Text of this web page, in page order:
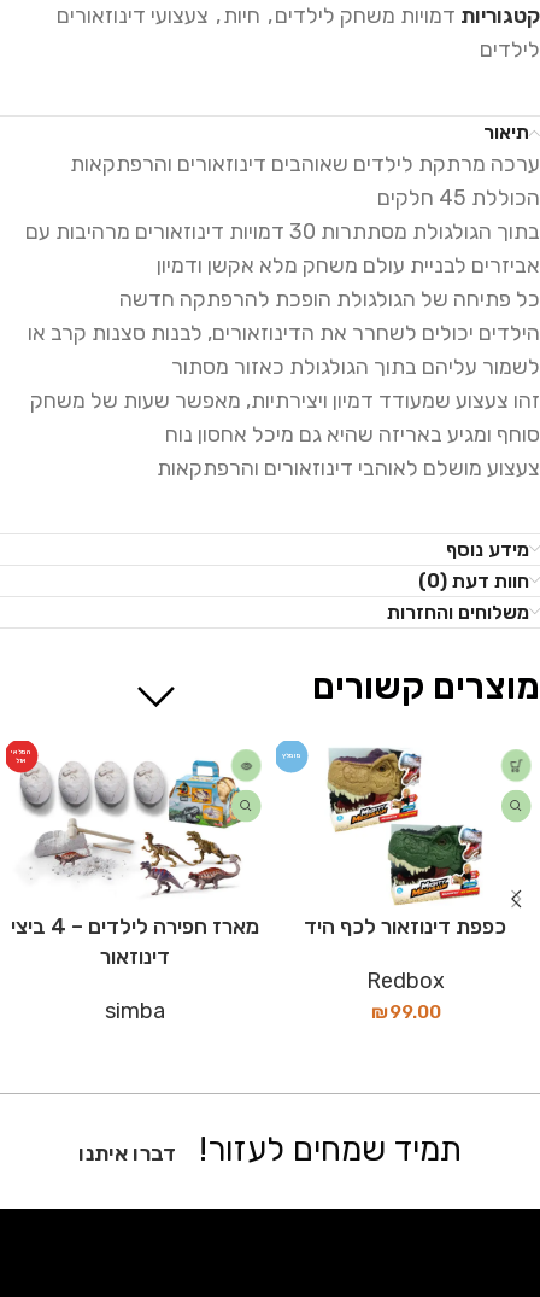
קטגוריות דמויות משחק לילדים, חיות, צעצועי דינוזאורים
לילדים
תיאור
ערכה מרתקת לילדים שאוהבים דינוזאורים והרפתקאות
הכוללת 45 חלקים
בתוך הגולגולת מסתתרות 30 דמויות דינוזאורים מרהיבות עם
אביזרים לבניית עולם משחק מלא אקשן ודמיון
כל פתיחה של הגולגולת הופכת להרפתקה חדשה
הילדים יכולים לשחרר את הדינוזאורים, לבנות סצנות קרב או
לשמור עליהם בתוך הגולגולת כאזור מסתור
זהו צעצוע שמעודד דמיון ויצירתיות, מאפשר שעות של משחק
סוחף ומגיע באריזה שהיא גם מיכל אחסון נוח
צעצוע מושלם לאוהבי דינוזאורים והרפתקאות
מידע נוסף
חוות דעת (0)
משלוחים והחזרות
מוצרים קשורים
מומלץ
כפפת דינוזאור לכף היד
Redbox
₪99.00
המלאי
אזל
מארז חפירה לילדים – 4 ביצי
דינוזאור
simba
תמיד שמחים לעזור! דברו איתנו